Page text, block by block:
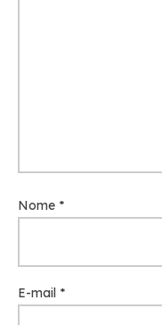
Nome *
E-mail *